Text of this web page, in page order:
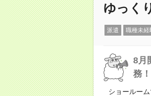
ゆっく
派遣 職種未経
8月
務！
ショールー